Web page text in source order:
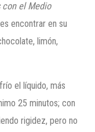
con el Medio
encontrar en su
limón,
el líquido, más
25 minutos; con
rigidez, pero no